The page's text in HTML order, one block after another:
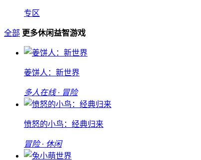
专区
全部 更多休闲益智游戏
姜饼人：新世界
多人在线 · 冒险
愤怒的小鸟：经典归来
冒险 · 休闲